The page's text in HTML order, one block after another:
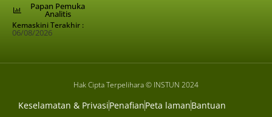
Papan Pemuka
Analitis
Kemaskini Terakhir :
06/08/2026
Hak Cipta Terpelihara © INSTUN 2024
Keselamatan & PrivasiPenafianPeta lamanBantuan